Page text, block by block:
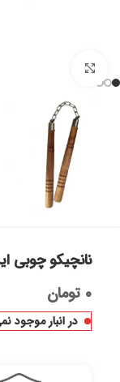
نانچیکو چوبی
۰ تومان
در انبار موجود